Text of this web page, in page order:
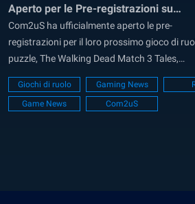
Aperto per le Pre-registrazioni su
Android
Com2uS ha ufficialmente aperto le pre-
registrazioni per il loro prossimo gioco di
puzzle, The Walking Dead Match 3 Tales,
specificamente per la piattaforma Android.
gioco è previsto per un rilascio alla fine del
e trae ispirazione dalla serie a fumetti post-
Giochi di ruolo Gaming News
Game News
Com2uS